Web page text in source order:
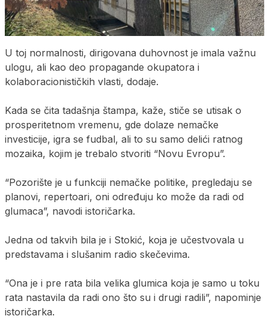
U toj normalnosti, dirigovana duhovnost je imala važnu
ulogu, ali kao deo propagande okupatora i
kolaboracionističkih vlasti, dodaje.
Kada se čita tadašnja štampa, kaže, stiče se utisak o
prosperitetnom vremenu, gde dolaze nemačke
investicije, igra se fudbal, ali to su samo delići ratnog
mozaika, kojim je trebalo stvoriti “Novu Evropu”.
“Pozorište je u funkciji nemačke politike, pregledaju se
planovi, repertoari, oni određuju ko može da radi od
glumaca”, navodi istoričarka.
Jedna od takvih bila je i Stokić, koja je učestvovala u
predstavama i slušanim radio skečevima.
“Ona je i pre rata bila velika glumica koja je samo u toku
rata nastavila da radi ono što su i drugi radili”, napominje
istoričarka.